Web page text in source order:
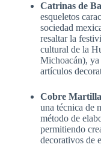
Catrinas de
esqueletos
sociedad
resaltar la
cultural de la
Michoacán), ya
artículos
Cobre
una técnica de
método de
permitiendo
decorativos de